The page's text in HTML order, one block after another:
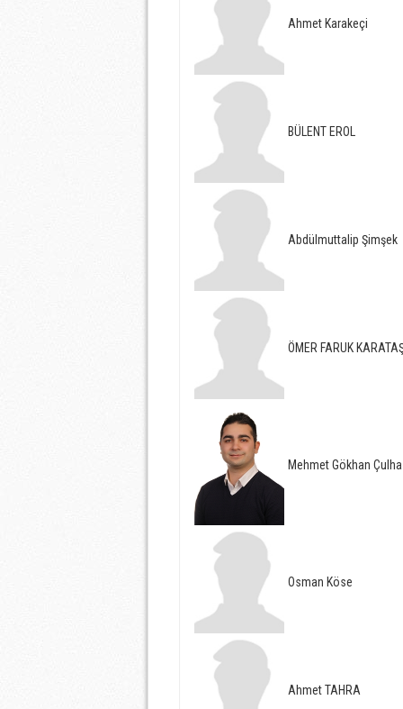
Ahmet Karakeçi
BÜLENT EROL
Abdülmuttalip Şimşek
ÖMER FARUK
Mehmet Gökhan Çulha
Osman Köse
Ahmet TAHRA